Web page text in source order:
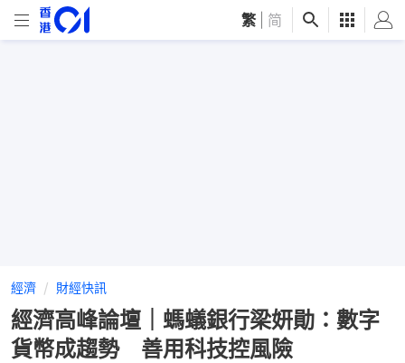
繁 简
經濟 財經快訊
經濟高峰論壇｜螞蟻銀行梁妍勛：數字
貨幣成趨勢 善用科技控風險